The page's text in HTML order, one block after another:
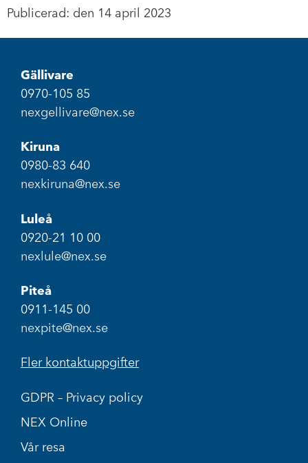
Publicerad: den 14 april 2023
Gällivare
0970-105 85
nexgellivare@nex.se
Kiruna
0980-83 640
nexkiruna@nex.se
Luleå
0920-21 10 00
nexlule@nex.se
Piteå
0911-145 00
nexpite@nex.se
Fler kontaktuppgifter
GDPR – Privacy policy
NEX Online
Vår resa